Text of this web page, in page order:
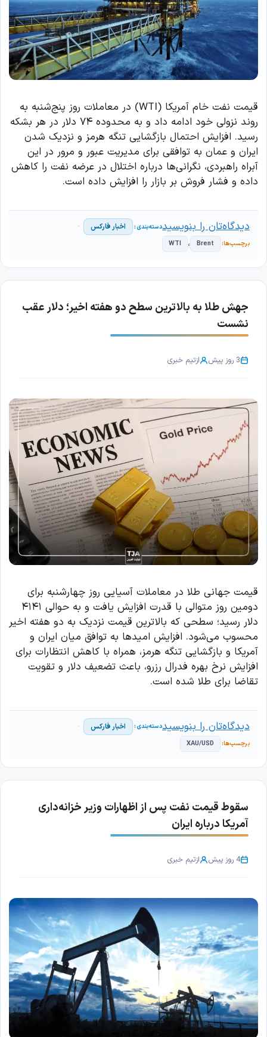
قیمت نفت خام آمریکا (WTI) در معاملات روز پنج‌شنبه به
روند نزولی خود ادامه داد و به محدوده ۷۴ دلار در هر بشکه
رسید. افزایش احتمال بازگشایی تنگه هرمز و نزدیک شدن
ایران و عمان به توافقی برای مدیریت عبور و مرور در این
آبراه راهبردی، نگرانی‌ها درباره اختلال در عرضه نفت را کاهش
داده و فشار فروش بر بازار را افزایش داده است.
اخبار فارکس
Brent ، WTI
دیدگاه‌تان را بنویسید
جهش طلا به بالاترین سطح دو هفته اخیر؛ دلار عقب
نشست
3 روز پیش ازتیم خبری
قیمت جهانی طلا در معاملات آسیایی روز چهارشنبه برای
دومین روز متوالی با قدرت افزایش یافت و به حوالی ۴۱۴۱
دلار رسید؛ سطحی که بالاترین قیمت نزدیک به دو هفته اخیر
محسوب می‌شود. افزایش امیدها به توافق میان ایران و
آمریکا و بازگشایی تنگه هرمز، همراه با کاهش انتظارات برای
افزایش نرخ بهره فدرال رزرو، باعث تضعیف دلار و تقویت
تقاضا برای طلا شده است.
اخبار فارکس
XAU/USD
دیدگاه‌تان را بنویسید
سقوط قیمت نفت پس از اظهارات وزیر خزانه‌داری
آمریکا درباره ایران
4 روز پیش ازتیم خبری